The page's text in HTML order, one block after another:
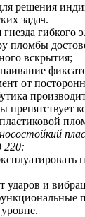
решения
задач.
гнезда гибкого
пломбы
вскрытия;
от
препятствует
220:
ксплуатировать
ударов и